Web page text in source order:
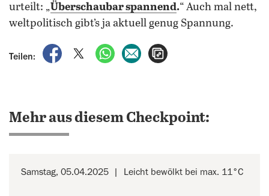
urteilt: „Überschaubar spannend.“ Auch mal nett,
weltpolitisch gibt’s ja aktuell genug Spannung.
Teilen:
auf Facebook teilen
auf X teilenper WhatsApp teilen
per E-Mail teilen
Mehr aus diesem Checkpoint:
Samstag, 05.04.2025 Leicht bewölkt bei max. 11°C